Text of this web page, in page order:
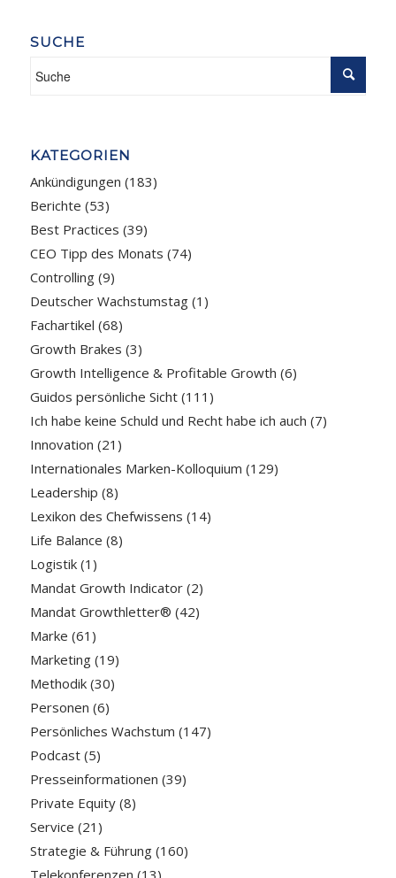
SUCHE
KATEGORIEN
Ankündigungen (183)
Berichte (53)
Best Practices (39)
CEO Tipp des Monats (74)
Controlling(9)
Deutscher Wachstumstag(1)
Fachartikel (68)
Growth Brakes (3)
Growth Intelligence & Profitable Growth (6)
Guidos persönliche Sicht(111)
Ich habe keine Schuld und Recht habe ich auch (7)
Innovation (21)
Internationales Marken-Kolloquium (129)
Leadership (8)
Lexikon des Chefwissens (14)
Life Balance (8)
Logistik(1)
Mandat Growth Indicator(2)
Mandat Growthletter® (42)
Marke (61)
Marketing(19)
Methodik(30)
Personen (6)
Persönliches Wachstum (147)
Podcast(5)
Presseinformationen (39)
Private Equity(8)
Service (21)
Strategie & Führung(160)